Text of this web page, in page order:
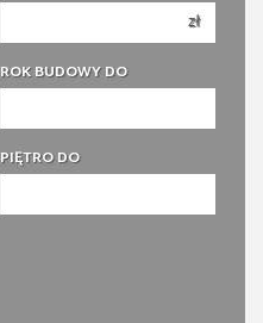
6 pokoi
zł
ROK BUDOWY DO
PIĘTRO DO